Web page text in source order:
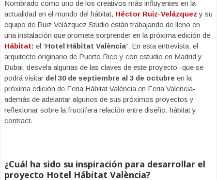
Nombrado como uno de los creativos más influyentes en la
actualidad en el mundo del hábitat, Héctor Ruiz-Velázquez y su
equipo de Ruiz Velázquez Studio están trabajando de lleno en
una instalación que promete sorprender en la próxima edición de
Hábitat: el ‘Hotel Hábitat València’. En esta entrevista, el
arquitecto originario de Puerto Rico y con estudio en Madrid y
Dubai, desvela algunas de las claves de este proyecto -que se
podrá visitar del 30 de septiembre al 3 de octubre en la
próxima edición de Feria Hábitat València en Feria Valencia-
además de adelantar algunos de sus próximos proyectos y
reflexionar sobre la fructífera relación entre diseño, hábitat y
contract.
¿Cuál ha sido su inspiración para desarrollar el
proyecto Hotel Hábitat València?